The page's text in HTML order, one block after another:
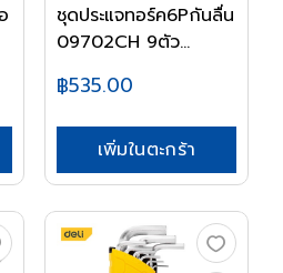
ชุดประแจทอร์ค6Pกันลื่น
09702CH 9ตัว...
฿535.00
เพิ่มในตะกร้า